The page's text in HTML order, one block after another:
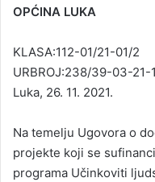
OPĆINA LUKA
KLASA:112-01/21-01/2
URBROJ:238/39-03-21-1
Luka, 26. 11. 2021.
Na temelju Ugovora o
projekte koji se
programa Učinkoviti